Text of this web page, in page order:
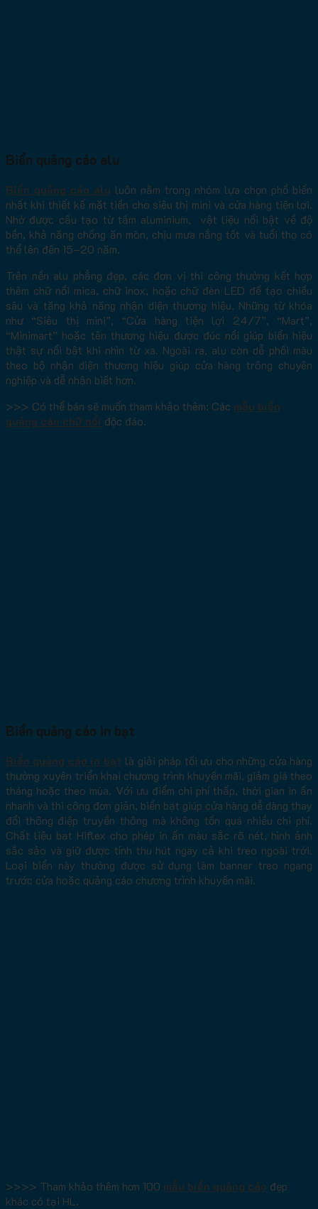
Biển quảng cáo alu
Biển quảng cáo alu luôn nằm trong nhóm lựa chọn phổ biến
nhất khi thiết kế mặt tiền cho siêu thị mini và cửa hàng tiện lợi.
Nhờ được cấu tạo từ tấm aluminium, vật liệu nổi bật về độ
bền, khả năng chống ăn mòn, chịu mưa nắng tốt và tuổi thọ có
thể lên đến 15–20 năm.
Trên nền alu phẳng đẹp, các đơn vị thi công thường kết hợp
thêm chữ nổi mica, chữ inox, hoặc chữ đèn LED để tạo chiều
sâu và tăng khả năng nhận diện thương hiệu. Những từ khóa
như “Siêu thị mini”, “Cửa hàng tiện lợi 24/7”, “Mart”,
“Minimart” hoặc tên thương hiệu được đúc nổi giúp biển hiệu
thật sự nổi bật khi nhìn từ xa. Ngoài ra, alu còn dễ phối màu
theo bộ nhận diện thương hiệu giúp cửa hàng trông chuyên
nghiệp và dễ nhận biết hơn.
>>> Có thể bán sẽ muốn tham khảo thêm: Các mẫu biển
quảng cáo chữ nổi độc đáo.
Biển quảng cáo in bạt
Biển quảng cáo in bạt là giải pháp tối ưu cho những cửa hàng
thường xuyên triển khai chương trình khuyến mãi, giảm giá theo
tháng hoặc theo mùa. Với ưu điểm chi phí thấp, thời gian in ấn
nhanh và thi công đơn giản, biển bạt giúp cửa hàng dễ dàng thay
đổi thông điệp truyền thông mà không tốn quá nhiều chi phí.
Chất liệu bạt Hiflex cho phép in ấn màu sắc rõ nét, hình ảnh
sắc sảo và giữ được tính thu hút ngay cả khi treo ngoài trời.
Loại biển này thường được sử dụng làm banner treo ngang
trước cửa hoặc quảng cáo chương trình khuyến mãi.
>>>> Tham khảo thêm hơn 100 mẫu biển quảng cáo đẹp
khác có tại HL.